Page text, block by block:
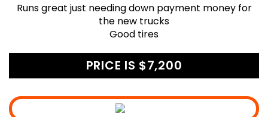
Runs great just needing down payment money for
the new trucks
Good tires
PRICE IS $7,200